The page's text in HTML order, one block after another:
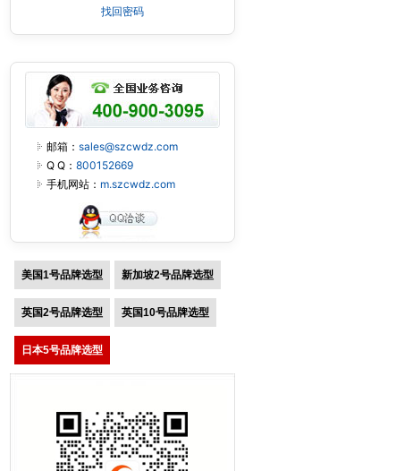
找回密码
邮箱： sales@szcwdz.com
Q Q： 800152669
手机网站： m.szcwdz.com
美国1号品牌选型 新加坡2号品牌选型
英国2号品牌选型 英国10号品牌选型
日本5号品牌选型